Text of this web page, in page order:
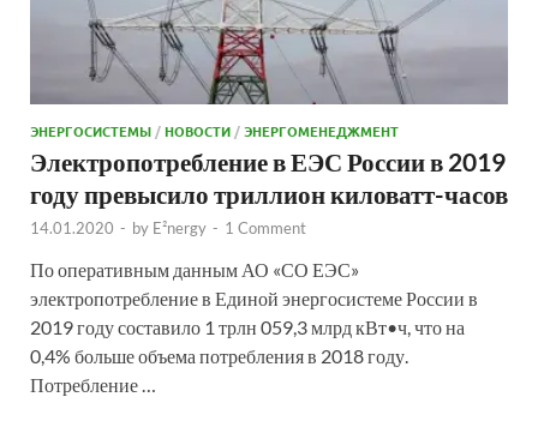
ЭНЕРГОСИСТЕМЫ/НОВОСТИ/ЭНЕРГОМЕНЕДЖМЕНТ
Электропотребление в ЕЭС России в 2019
году превысило триллион киловатт-часов
14.01.2020 - by E²nergy - 1 Comment
По оперативным данным АО «СО ЕЭС»
электропотребление в Единой энергосистеме России в
2019 году составило 1 трлн 059,3 млрд кВт•ч, что на
0,4% больше объема потребления в 2018 году.
Потребление …